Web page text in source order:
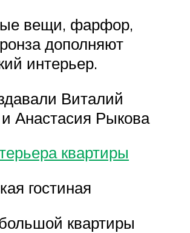
вещи, фарфор,
дополняют
интерьер.
Виталий
Анастасия Рыкова
квартиры
гостиная
квартиры